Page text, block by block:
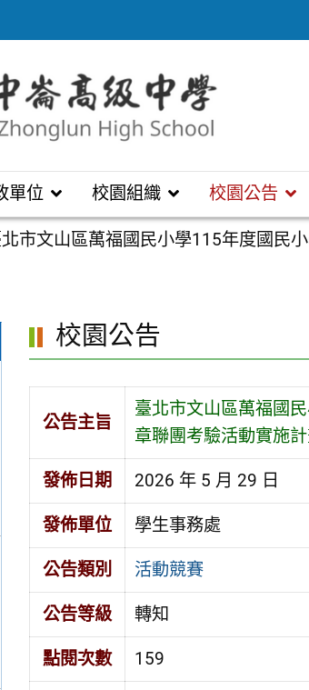
單位 校園組織 校園公告
市文山區萬福國民小學115年度國民
校園公告
公告主旨
臺北市文山區萬福國
章聯團考驗活動實施
發佈日期 2026 年 5 月 29 日
發佈單位 學生事務處
公告類別 活動競賽
公告等級 轉知
點閱次數 159